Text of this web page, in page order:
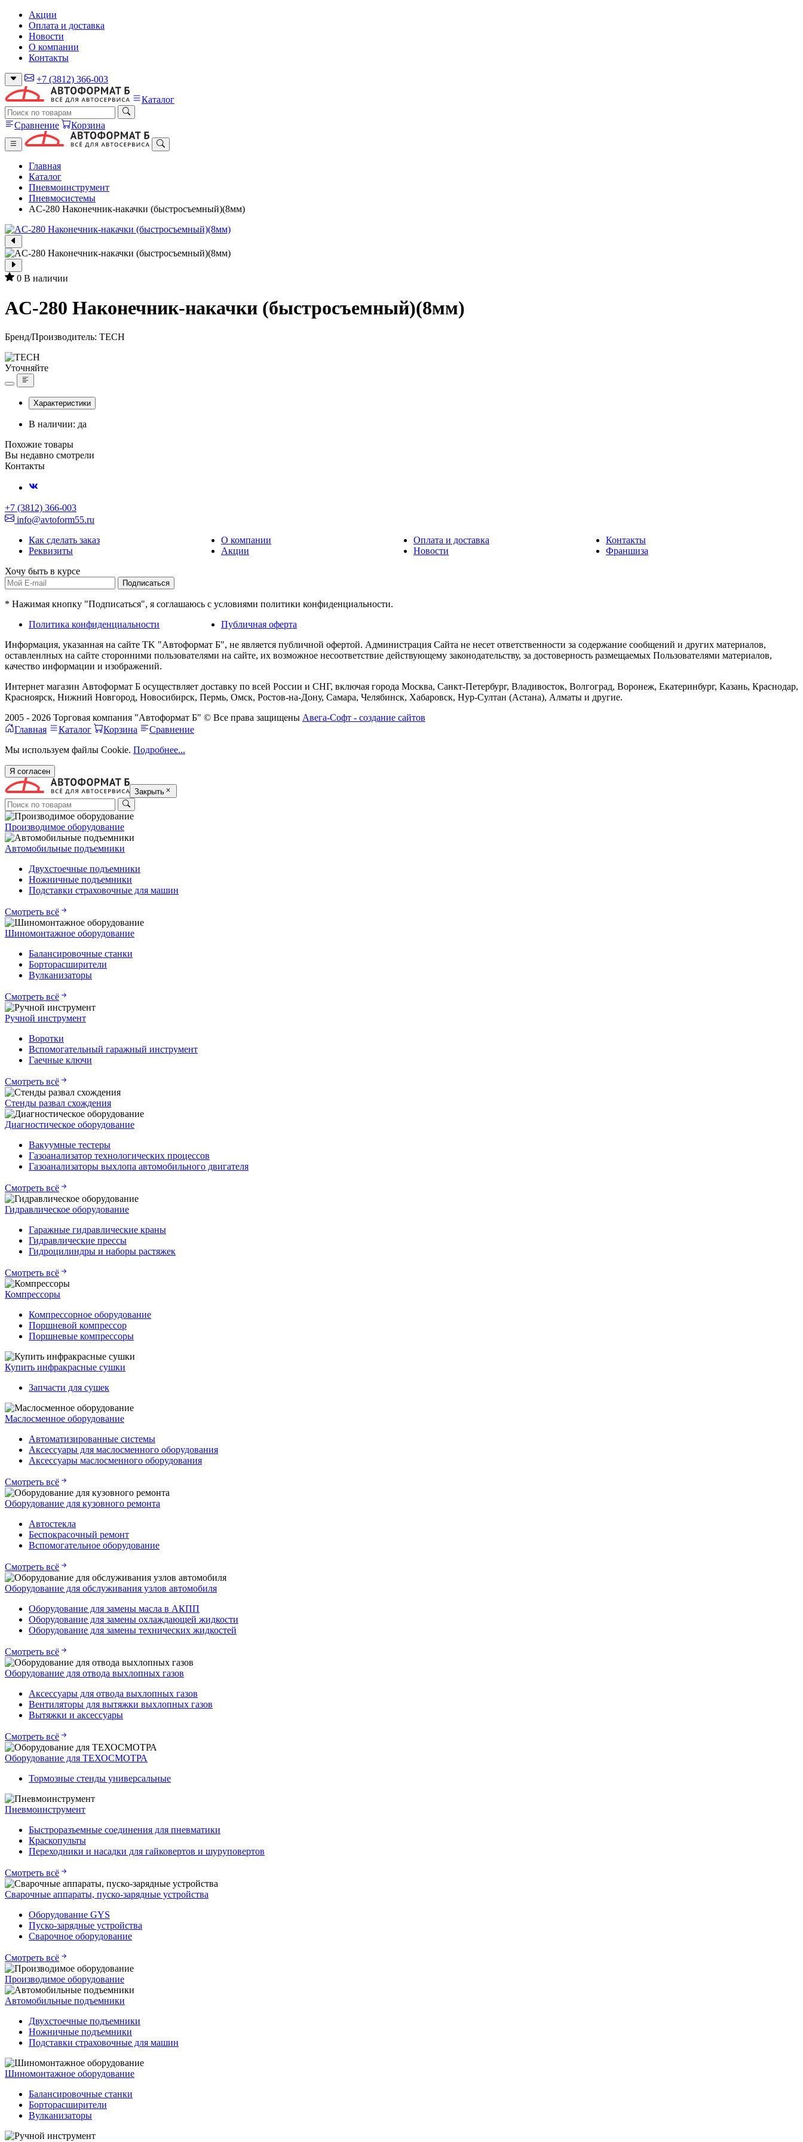
Акции
Оплата и доставка
Новости
О компании
Контакты
+7 (3812) 366-003
Каталог
Сравнение Корзина
Главная
Каталог
Пневмоинструмент
Пневмосистемы
AC-280 Наконечник-накачки (быстросъемный)(8мм)
0 В наличии
AC-280 Наконечник-накачки (быстросъемный)(8мм)
Бренд/Производитель: TECH
Уточняйте
Характеристики
В наличии: да
Похожие товары
Вы недавно смотрели
Контакты
+7 (3812) 366-003
info@avtoform55.ru
Как сделать заказ
О компании Оплата и доставка
Контакты
Реквизиты
Акции Новости
Франшиза
Хочу быть в курсе
Подписаться
* Нажимая кнопку "Подписаться", я соглашаюсь с условиями политики конфиденциальности.
Политика конфиденциальности
Публичная оферта
Информация, указанная на сайте TK "Автоформат Б", не является публичной офертой. Администрация Сайта не несет ответственности за содержание сообщений и других материалов,
оставленлных на сайте сторонними пользователями на сайте, их возможное несоответствие действующему законодательству, за достоверность размещаемых Пользователями материалов,
качество информации и изображений.
Интернет магазин Автоформат Б осуществляет доставку по всей России и СНГ, включая города Москва, Санкт-Петербург, Владивосток, Волгоград, Воронеж, Екатеринбург, Казань, Краснодар,
Красноярск, Нижний Новгород, Новосибирск, Пермь, Омск, Ростов-на-Дону, Самара, Челябинск, Хабаровск, Нур-Султан (Астана), Алматы и другие.
2005 - 2026 Торговая компания "Автоформат Б" © Все права защищены Авега-Софт - создание сайтов
Главная
Каталог Корзина
Сравнение
Мы используем файлы Cookie. Подробнее...
Я согласен
Закрыть
Производимое оборудование
Автомобильные подъемники
Двухстоечные подъемники
Ножничные подъемники
Подставки страховочные для машин
Смотреть всё
Шиномонтажное оборудование
Балансировочные станки
Борторасширители
Вулканизаторы
Смотреть всё
Ручной инструмент
Воротки
Вспомогательный гаражный инструмент
Гаечные ключи
Смотреть всё
Стенды развал схождения
Диагностическое оборудование
Вакуумные тестеры
Газоанализатор технологических процессов
Газоанализаторы выхлопа автомобильного двигателя
Смотреть всё
Гидравлическое оборудование
Гаражные гидравлические краны
Гидравлические прессы
Гидроцилиндры и наборы растяжек
Смотреть всё
Компрессоры
Компрессорное оборудование
Поршневой компрессор
Поршневые компрессоры
Купить инфракрасные сушки
Запчасти для сушек
Маслосменное оборудование
Автоматизированные системы
Аксессуары для маслосменного оборудования
Аксессуары маслосменного оборудования
Смотреть всё
Оборудование для кузовного ремонта
Автостекла
Беспокрасочный ремонт
Вспомогательное оборудование
Смотреть всё
Оборудование для обслуживания узлов автомобиля
Оборудование для замены масла в АКПП
Оборудование для замены охлаждающей жидкости
Оборудование для замены технических жидкостей
Смотреть всё
Оборудование для отвода выхлопных газов
Аксессуары для отвода выхлопных газов
Вентиляторы для вытяжки выхлопных газов
Вытяжки и аксессуары
Смотреть всё
Оборудование для ТЕХОСМОТРА
Тормозные стенды универсальные
Пневмоинструмент
Быстроразъемные соединения для пневматики
Краскопульты
Переходники и насадки для гайковертов и шуруповертов
Смотреть всё
Сварочные аппараты, пуско-зарядные устройства
Оборудование GYS
Пуско-зарядные устройства
Сварочное оборудование
Смотреть всё
Производимое оборудование
Автомобильные подъемники
Двухстоечные подъемники
Ножничные подъемники
Подставки страховочные для машин
Шиномонтажное оборудование
Балансировочные станки
Борторасширители
Вулканизаторы